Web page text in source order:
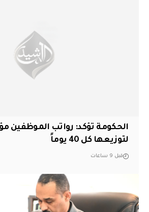
الحكومة تؤكد: رواتب الموظفين
لتوزيعها كل 40 يوماً
قبل 9 ساعات